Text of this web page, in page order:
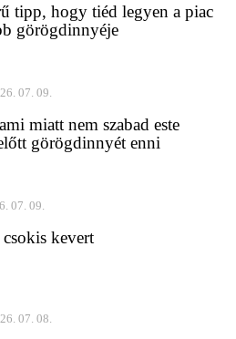
tipp, hogy tiéd legyen a piac
görögdinnyéje
07. 09.
miatt nem szabad este
görögdinnyét enni
07. 09.
kevert
07. 08.